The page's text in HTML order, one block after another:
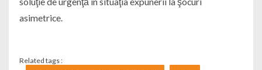
asimetrice.
Related tags :